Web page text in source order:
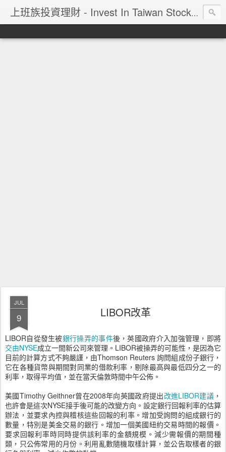
上班族投資理財 - Invest In Taiwan Stock Market
JUL
9 LIBOR改革
LIBOR自從發生被銀行操弄的事件後，英國政府介入加強管理，即將
交由NYSE成立一間新公司來管理。LIBOR被操弄的可能性，是因為它
目前的計算方式不夠嚴謹，由Thomson Reuters 詢問組成份子銀行，
它在各種貨幣與期間對同業的借款利率，剔除最高與最低四分之一的
利率，取得平均值，並在當天倫敦時間中午公佈。
美國Timothy Geithner曾在2008年向英國政府提出改進LIBOR建議 ，
也許會是這次NYSE接手後可能的改變方向。設定銀行回報利率的估算
辦法，並要求內控與稽核這些回報的利率。增加受詢問的組成銀行的
數量，特別是美金交易的銀行。增加一個美國紐約交易時間的報價。
要求回報利率時同時提供該利率的金額規模。減少需報價的期間種
類，只公佈常用的月份。利用亂數隨機取樣計算，並公告取樣者的銀